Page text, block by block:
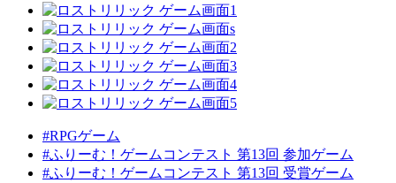
#RPGゲーム
#ふりーむ！ゲームコンテスト 第13回 参加ゲーム
#ふりーむ！ゲームコンテスト 第13回 受賞ゲーム